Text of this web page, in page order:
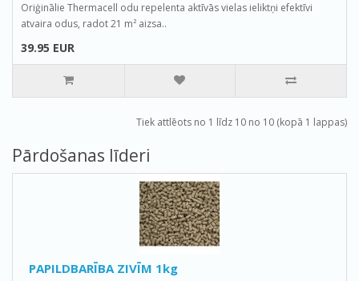
Oriģinālie Thermacell odu repelenta aktīvās vielas ieliktņi efektīvi
atvaira odus, radot 21 m² aizsa..
39.95 EUR
Tiek attlēots no 1 līdz 10 no 10 (kopā 1 lappas)
Pārdošanas līderi
PAPILDBARĪBA ZIVĪM 1kg